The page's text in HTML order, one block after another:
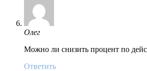
Олег
Можно ли снизить процент по
Ответить